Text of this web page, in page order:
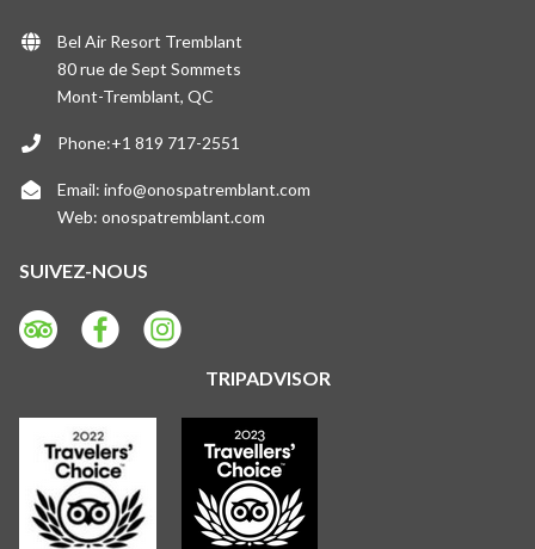
Bel Air Resort Tremblant
80 rue de Sept Sommets
Mont-Tremblant, QC
Phone:+1 819 717-2551
Email: info@onospatremblant.com
Web: onospatremblant.com
SUIVEZ-NOUS
TRIPADVISOR